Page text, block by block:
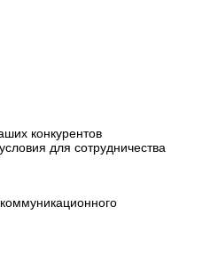
конкурентов
для сотрудничества